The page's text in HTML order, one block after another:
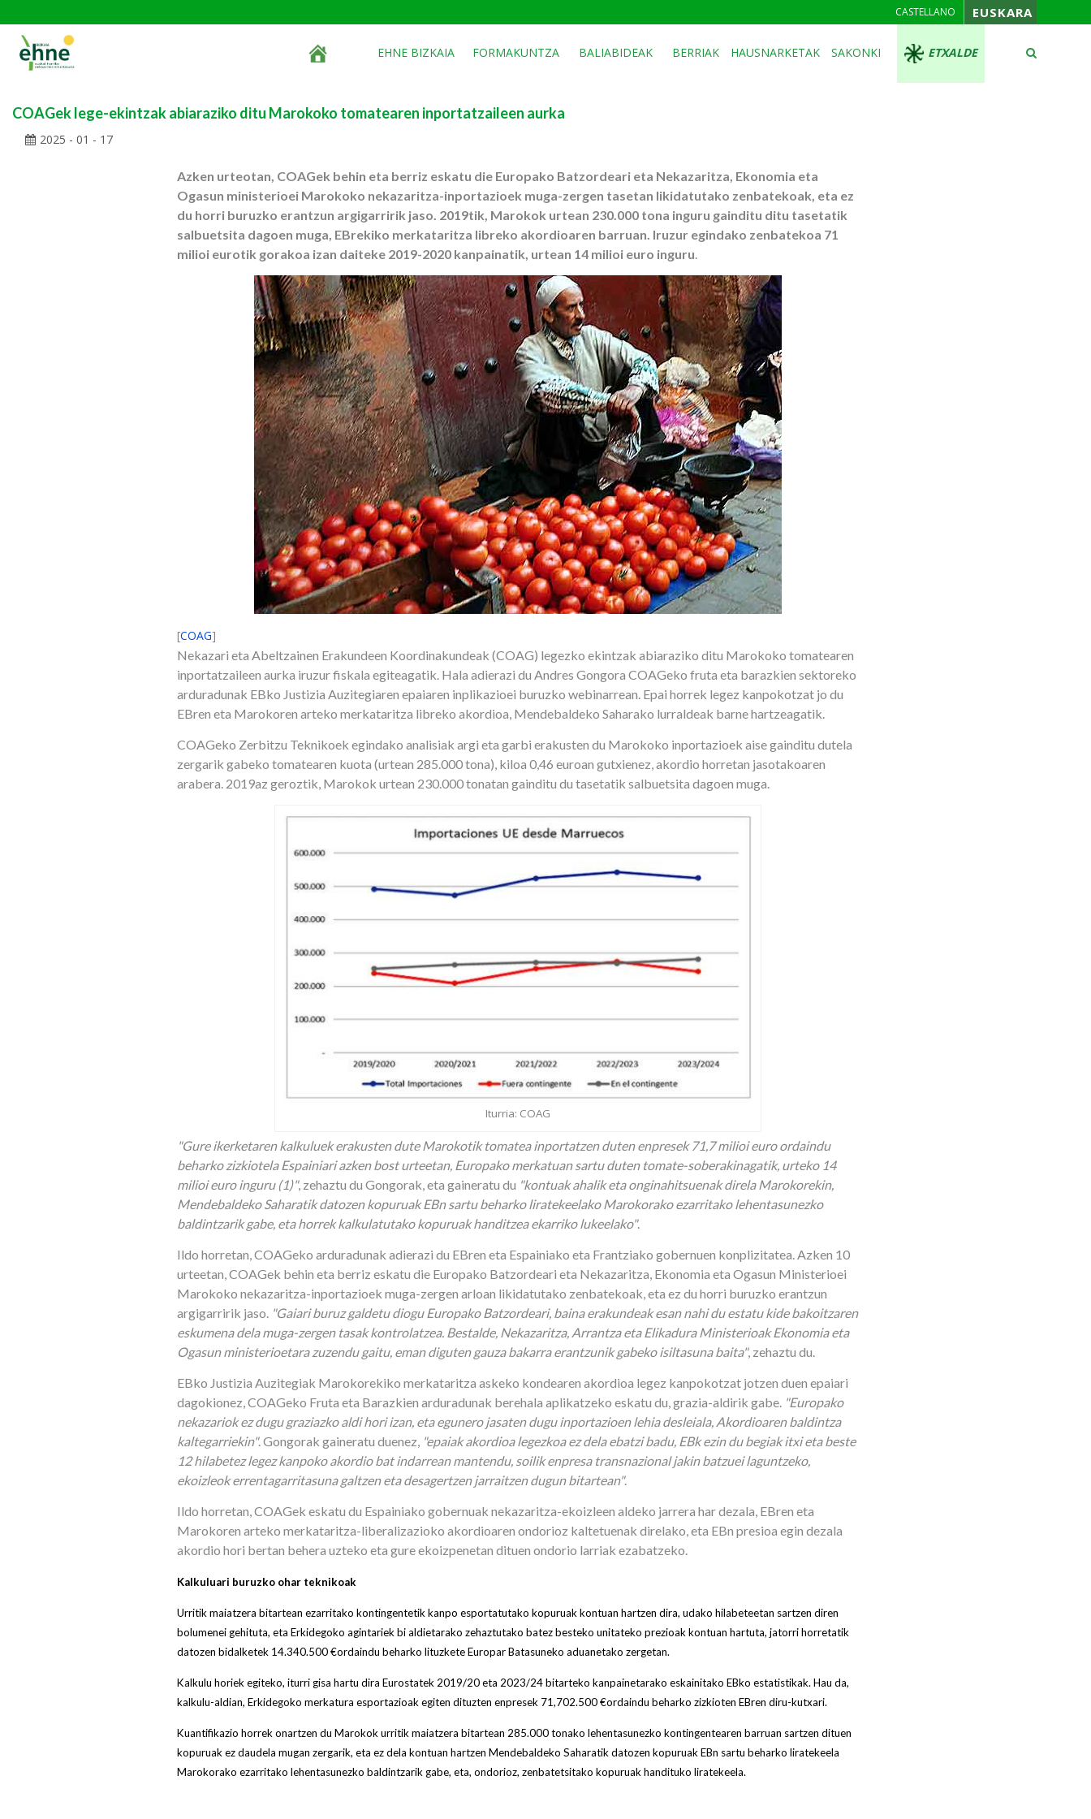
CASTELLANO EUSKARA
EHNE BIZKAIA FORMAKUNTZA BALIABIDEAK BERRIAK HAUSNARKETAK SAKONKI ETXALDE
COAGek lege-ekintzak abiaraziko ditu Marokoko tomatearen inportatzaileen aurka
2025 - 01 - 17
Azken urteotan, COAGek behin eta berriz eskatu die Europako Batzordeari eta Nekazaritza, Ekonomia eta
Ogasun ministerioei Marokoko nekazaritza-inportazioek muga-zergen tasetan likidatutako zenbatekoak, eta ez
du horri buruzko erantzun argigarririk jaso. 2019tik, Marokok urtean 230.000 tona inguru gainditu ditu tasetatik
salbuetsita dagoen muga, EBrekiko merkataritza libreko akordioaren barruan. Iruzur egindako zenbatekoa 71
milioi eurotik gorakoa izan daiteke 2019-2020 kanpainatik, urtean 14 milioi euro inguru.
[COAG]
Nekazari eta Abeltzainen Erakundeen Koordinakundeak (COAG) legezko ekintzak abiaraziko ditu Marokoko tomatearen
inportatzaileen aurka iruzur fiskala egiteagatik. Hala adierazi du Andres Gongora COAGeko fruta eta barazkien sektoreko
arduradunak EBko Justizia Auzitegiaren epaiaren inplikazioei buruzko webinarrean. Epai horrek legez kanpokotzat jo du
EBren eta Marokoren arteko merkataritza libreko akordioa, Mendebaldeko Saharako lurraldeak barne hartzeagatik.
COAGeko Zerbitzu Teknikoek egindako analisiak argi eta garbi erakusten du Marokoko inportazioek aise gainditu dutela
zergarik gabeko tomatearen kuota (urtean 285.000 tona), kiloa 0,46 euroan gutxienez, akordio horretan jasotakoaren
arabera. 2019az geroztik, Marokok urtean 230.000 tonatan gainditu du tasetatik salbuetsita dagoen muga.
Iturria: COAG
"Gure ikerketaren kalkuluek erakusten dute Marokotik tomatea inportatzen duten enpresek 71,7 milioi euro ordaindu
beharko zizkiotela Espainiari azken bost urteetan, Europako merkatuan sartu duten tomate-soberakinagatik, urteko 14
milioi euro inguru (1)", zehaztu du Gongorak, eta gaineratu du "kontuak ahalik eta onginahitsuenak direla Marokorekin,
Mendebaldeko Saharatik datozen kopuruak EBn sartu beharko liratekeelako Marokorako ezarritako lehentasunezko
baldintzarik gabe, eta horrek kalkulatutako kopuruak handitzea ekarriko lukeelako".
Ildo horretan, COAGeko arduradunak adierazi du EBren eta Espainiako eta Frantziako gobernuen konplizitatea. Azken 10
urteetan, COAGek behin eta berriz eskatu die Europako Batzordeari eta Nekazaritza, Ekonomia eta Ogasun Ministerioei
Marokoko nekazaritza-inportazioek muga-zergen arloan likidatutako zenbatekoak, eta ez du horri buruzko erantzun
argigarririk jaso. "Gaiari buruz galdetu diogu Europako Batzordeari, baina erakundeak esan nahi du estatu kide bakoitzaren
eskumena dela muga-zergen tasak kontrolatzea. Bestalde, Nekazaritza, Arrantza eta Elikadura Ministerioak Ekonomia eta
Ogasun ministerioetara zuzendu gaitu, eman diguten gauza bakarra erantzunik gabeko isiltasuna baita", zehaztu du.
EBko Justizia Auzitegiak Marokorekiko merkataritza askeko kondearen akordioa legez kanpokotzat jotzen duen epaiari
dagokionez, COAGeko Fruta eta Barazkien arduradunak berehala aplikatzeko eskatu du, grazia-aldirik gabe. "Europako
nekazariok ez dugu graziazko aldi hori izan, eta egunero jasaten dugu inportazioen lehia desleiala, Akordioaren baldintza
kaltegarriekin". Gongorak gaineratu duenez, "epaiak akordioa legezkoa ez dela ebatzi badu, EBk ezin du begiak itxi eta beste
12 hilabetez legez kanpoko akordio bat indarrean mantendu, soilik enpresa transnazional jakin batzuei laguntzeko,
ekoizleok errentagarritasuna galtzen eta desagertzen jarraitzen dugun bitartean".
Ildo horretan, COAGek eskatu du Espainiako gobernuak nekazaritza-ekoizleen aldeko jarrera har dezala, EBren eta
Marokoren arteko merkataritza-liberalizazioko akordioaren ondorioz kaltetuenak direlako, eta EBn presioa egin dezala
akordio hori bertan behera uzteko eta gure ekoizpenetan dituen ondorio larriak ezabatzeko.
Kalkuluari buruzko ohar teknikoak
Urritik maiatzera bitartean ezarritako kontingentetik kanpo esportatutako kopuruak kontuan hartzen dira, udako hilabeteetan sartzen diren
bolumenei gehituta, eta Erkidegoko agintariek bi aldietarako zehaztutako batez besteko unitateko prezioak kontuan hartuta, jatorri horretatik
datozen bidalketek 14.340.500 €ordaindu beharko lituzkete Europar Batasuneko aduanetako zergetan.
Kalkulu horiek egiteko, iturri gisa hartu dira Eurostatek 2019/20 eta 2023/24 bitarteko kanpainetarako eskainitako EBko estatistikak. Hau da,
kalkulu-aldian, Erkidegoko merkatura esportazioak egiten dituzten enpresek 71,702.500 €ordaindu beharko zizkioten EBren diru-kutxari.
Kuantifikazio horrek onartzen du Marokok urritik maiatzera bitartean 285.000 tonako lehentasunezko kontingentearen barruan sartzen dituen
kopuruak ez daudela mugan zergarik, eta ez dela kontuan hartzen Mendebaldeko Saharatik datozen kopuruak EBn sartu beharko liratekeela
Marokorako ezarritako lehentasunezko baldintzarik gabe, eta, ondorioz, zenbatetsitako kopuruak handituko liratekeela.